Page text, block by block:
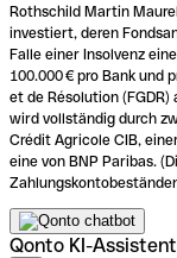
Rothschild Martin
investiert, deren
Falle einer Insolvenz
100.000 € pro Bank und
et de Résolution
wird vollständig durch
Crédit Agricole CIB,
eine von BNP Paribas.
Qonto KI-Assistent